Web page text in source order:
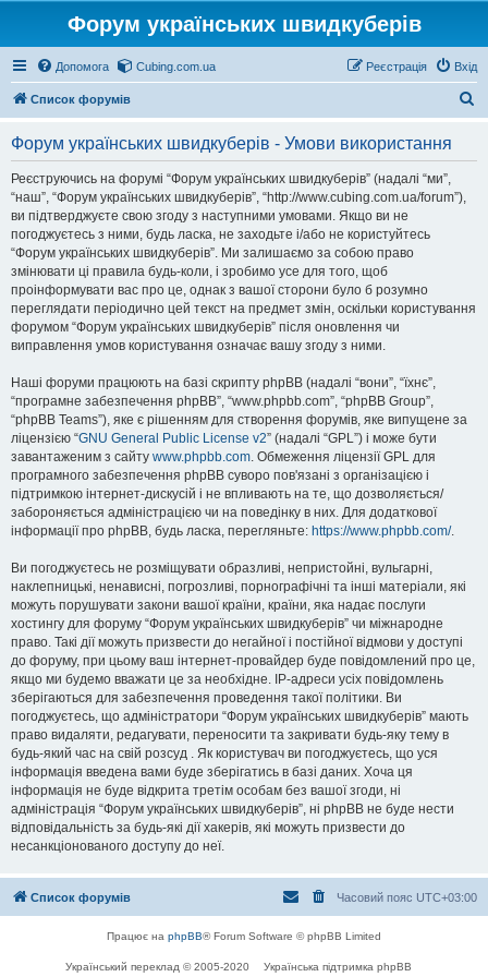
Форум українських швидкуберів
Допомога Cubing.com.ua Вхід
Реєстрація
Список форумів
Форум українських швидкуберів - Умови використання
Реєструючись на форумі “Форум українських швидкуберів” (надалі “ми”,
“наш”, “Форум українських швидкуберів”, “http://www.cubing.com.ua/forum”),
ви підтверджуєте свою згоду з наступними умовами. Якщо ви не
погоджуєтесь з ними, будь ласка, не заходьте і/або не користуйтесь
“Форум українських швидкуберів”. Ми залишаємо за собою право
змінювати ці правила будь-коли, і зробимо усе для того, щоб
проінформувати вас про це, однак з вашої сторони було б розумно
переглядати періодично цей текст на предмет змін, оскільки користування
форумом “Форум українських швидкуберів” після оновлення чи
виправлення умов користування означає вашу згоду з ними.
Наші форуми працюють на базі скрипту phpBB (надалі “вони”, “їхнє”,
“програмне забезпечення phpBB”, “www.phpbb.com”, “phpBB Group”,
“phpBB Teams”), яке є рішенням для створення форумів, яке випущене за
ліцензією “GNU General Public License v2” (надалі “GPL”) і може бути
завантаженим з сайту www.phpbb.com. Обмеження ліцензії GPL для
програмного забезпечення phpBB суворо пов'язані з організацією і
підтримкою інтернет-дискусій і не впливають на те, що дозволяється/
забороняється адміністрацією чи на поведінку в них. Для додаткової
інформації про phpBB, будь ласка, перегляньте: https://www.phpbb.com/.
Ви погоджуєтесь не розміщувати образливі, непристойні, вульгарні,
наклепницькі, ненависні, погрозливі, порнографічні та інші матеріали, які
можуть порушувати закони вашої країни, країни, яка надає послуги
хостингу для форуму “Форум українських швидкуберів” чи міжнародне
право. Такі дії можуть призвести до негайної і постійної відмови у доступі
до форуму, при цьому ваш інтернет-провайдер буде повідомлений про це,
якщо ми будемо вважати це за необхідне. IP-адреси усіх повідомлень
зберігаються для забезпечення проведення такої політики. Ви
погоджуєтесь, що адміністратори “Форум українських швидкуберів” мають
право видаляти, редагувати, переносити та закривати будь-яку тему в
будь-який час на свій розсуд . Як користувач ви погоджуєтесь, що уся
інформація введена вами буде зберігатись в базі даних. Хоча ця
інформація не буде відкрита третім особам без вашої згоди, ні
адміністрація “Форум українських швидкуберів”, ні phpBB не буде нести
відповідальність за будь-які дії хакерів, які можуть призвести до
несанкціонованого доступу до неї.
Список форумів Часовий пояс UTC+03:00
Працює на phpBB® Forum Software © phpBB Limited
Український переклад © 2005-2020 Українська підтримка phpBB